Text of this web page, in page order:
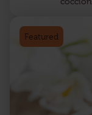
Featured